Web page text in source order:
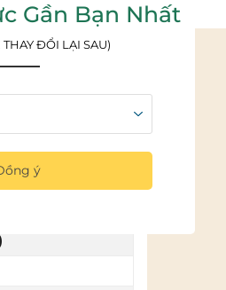
Vadoto Nanotech .
khác trên thị
này của
Gần Bạn Nhất
ĐỔI LẠI SAU)
ý